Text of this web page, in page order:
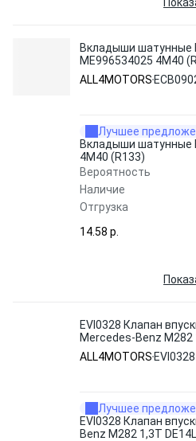
Вкладыши шатунные
ME996534025 4M40
ALL4MOTORS
Лучшее
Вкладыши шатунные
4M40 (R133)
Вероятность
Наличие
Отгрузка
14.58 p.
EVI0328 Клапан
Mercedes-Benz M282
A2820500300
ALL4MOTORS EVI0328
Лучшее
EVI0328 Клапан
Benz M282 1,3T